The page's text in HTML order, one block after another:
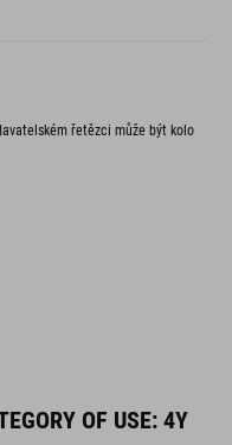
řetězci může být kolo
OF USE: 4Y